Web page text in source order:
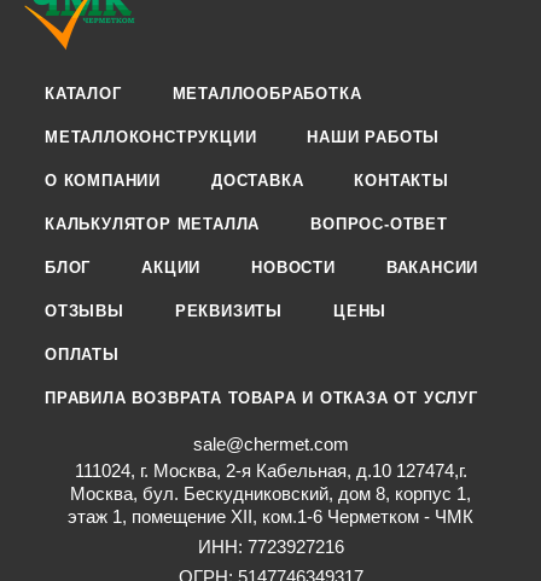
КАТАЛОГ МЕТАЛЛООБРАБОТКА
МЕТАЛЛОКОНСТРУКЦИИ НАШИ РАБОТЫ
О КОМПАНИИ ДОСТАВКА КОНТАКТЫ
КАЛЬКУЛЯТОР МЕТАЛЛА ВОПРОС-ОТВЕТ
БЛОГ АКЦИИ НОВОСТИ ВАКАНСИИ
ОТЗЫВЫ РЕКВИЗИТЫ ЦЕНЫ
ОПЛАТЫ
ПРАВИЛА ВОЗВРАТА ТОВАРА И ОТКАЗА ОТ УСЛУГ
sale@chermet.com
111024, г. Москва, 2-я Кабельная, д.10 127474,г.
Москва, бул. Бескудниковский, дом 8, корпус 1,
этаж 1, помещение XII, ком.1-6 Черметком - ЧМК
ИНН: 7723927216
ОГРН: 5147746349317